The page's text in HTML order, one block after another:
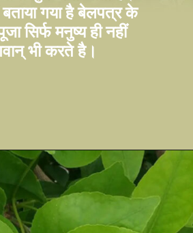
बताया गया है बेलपत्र के
सिर्फ मनुष्य ही नहीं
भी करते है।